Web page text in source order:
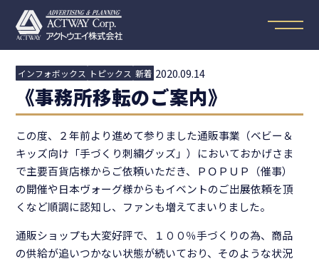
インフォボックス トピックス 新着 2020.09.14
《事務所移転のご案内》
この度、２年前より進めて参りました通販事業（ベビー＆
キッズ向け「手づくり刺繍グッズ」）においておかげさま
で主要百貨店様からご依頼いただき、ＰＯＰＵＰ（催事）
の開催や日本ヴォーグ様からもイベントのご出展依頼を頂
くなど順調に認知し、ファンも増えてまいりました。
通販ショップも大変好評で、１００％手づくりの為、商品
の供給が追いつかない状態が続いており、そのような状況